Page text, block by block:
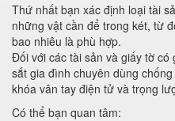
Thứ nhất bạn xác định loại tài
những vật cần để trong két, từ
bao nhiêu là phù hợp.
Đối với các tài sản và giấy tờ
sắt gia đình chuyên dùng
khóa vân tay điện tử và trọng
Có thể bạn quan tâm: